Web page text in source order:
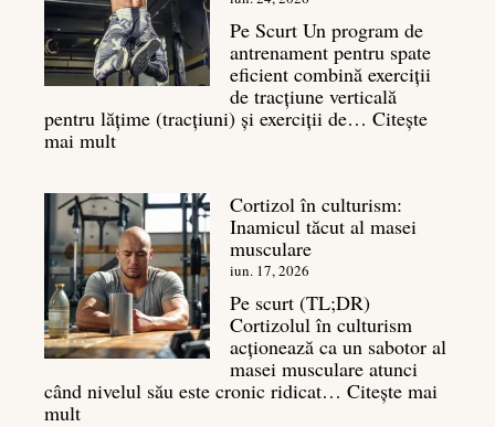
sa
cu
masa
musculară
Pe Scurt Un program de
antrenament pentru spate
eficient combină exerciții
de tracțiune verticală
pentru lățime (tracțiuni) și exerciții de… Citește
mai mult:
Top
7
mișcări
pentru
un
spate
masiv
Cortizol în culturism:
Inamicul tăcut al masei
musculare
iun. 17, 2026
Pe scurt (TL;DR)
Cortizolul în culturism
acționează ca un sabotor al
masei musculare atunci
când nivelul său este cronic ridicat… Citește mai
mult: